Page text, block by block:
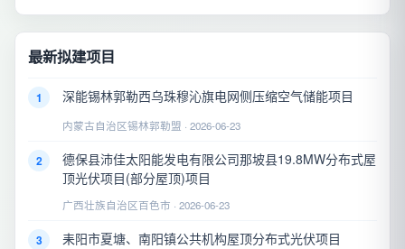
最新拟建项目
1 深能锡林郭勒西乌珠穆沁旗电网侧压缩空气储能项目
内蒙古自治区锡林郭勒盟 · 2026-06-23
2
德保县沛佳太阳能发电有限公司那坡县19.8MW分布式屋
顶光伏项目(部分屋顶)项目
广西壮族自治区百色市 · 2026-06-23
3 耒阳市夏塘、南阳镇公共机构屋顶分布式光伏项目